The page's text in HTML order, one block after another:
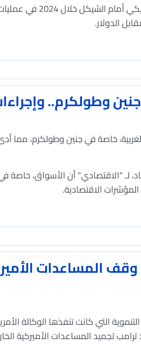
وطولكرم..
خاصة في جنين وطولكرم،
لـ "الاقتصادي" أن الأسواق، خاصة
الاقتصادية.
تجميد المساعدات الأميركية